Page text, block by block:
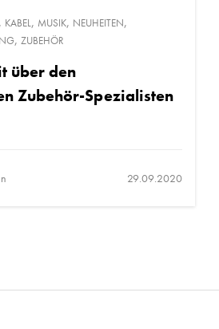
, KABEL, MUSIK, NEUHEITEN,
, ZUBEHÖR
über den
Zubehör-Spezialisten
29.09.2020